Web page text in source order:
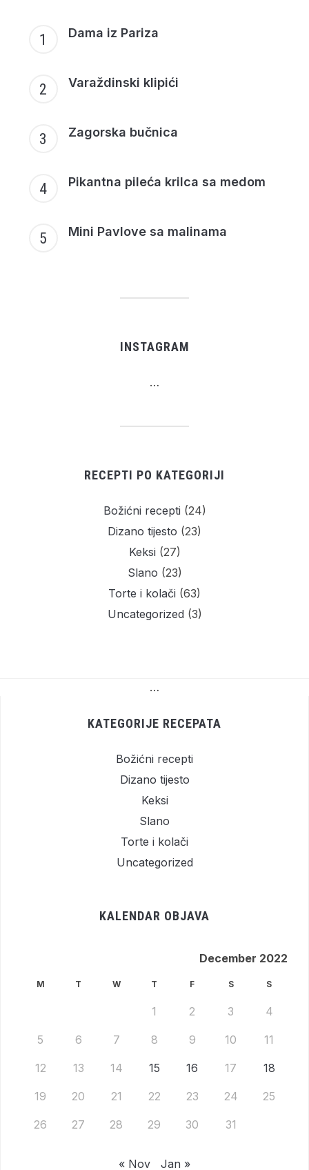
Dama iz Pariza
Varaždinski klipići
Zagorska bučnica
Pikantna pileća krilca sa medom
Mini Pavlove sa malinama
INSTAGRAM
…
RECEPTI PO KATEGORIJI
Božićni recepti (24)
Dizano tijesto (23)
Keksi (27)
Slano (23)
Torte i kolači (63)
Uncategorized (3)
…
KATEGORIJE RECEPATA
Božićni recepti
Dizano tijesto
Keksi
Slano
Torte i kolači
Uncategorized
KALENDAR OBJAVA
December 2022
M T W T F S S
1 2 3 4
5 6 7 8 9 10 11
12 13 14 15 16 17 18
19 20 21 22 23 24 25
26 27 28 29 30 31
« Nov Jan »